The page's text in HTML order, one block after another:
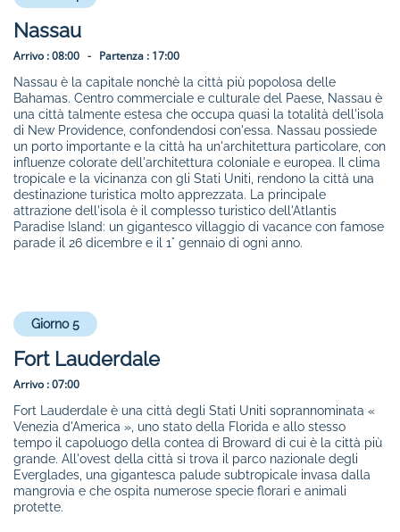
Nassau
Arrivo :08:00 - Partenza : 17:00
Nassau è la capitale nonchè la città più popolosa delle
Bahamas. Centro commerciale e culturale del Paese, Nassau è
una città talmente estesa che occupa quasi la totalità dell'isola
di New Providence, confondendosi con'essa. Nassau possiede
un porto importante e la città ha un'architettura particolare, con
influenze colorate dell'architettura coloniale e europea. Il clima
tropicale e la vicinanza con gli Stati Uniti, rendono la città una
destinazione turistica molto apprezzata. La principale
attrazione dell'isola è il complesso turistico dell'Atlantis
Paradise Island: un gigantesco villaggio di vacance con famose
parade il 26 dicembre e il 1° gennaio di ogni anno.
Giorno 5
Fort Lauderdale
Arrivo :07:00
Fort Lauderdale è una città degli Stati Uniti soprannominata «
Venezia d'America », uno stato della Florida e allo stesso
tempo il capoluogo della contea di Broward di cui è la città più
grande. All'ovest della città si trova il parco nazionale degli
Everglades, una gigantesca palude subtropicale invasa dalla
mangrovia e che ospita numerose specie florari e animali
protette.